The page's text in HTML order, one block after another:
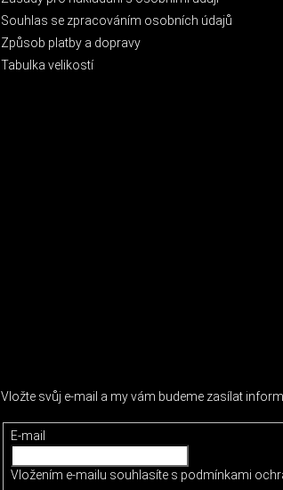
Souhlas se zpracováním osobních údajů
Způsob platby a dopravy
Tabulka velikostí
Vložte svůj e-mail a my vám budeme zasílat
E-mail
Vložením e-mailu souhlasíte s podmínkami